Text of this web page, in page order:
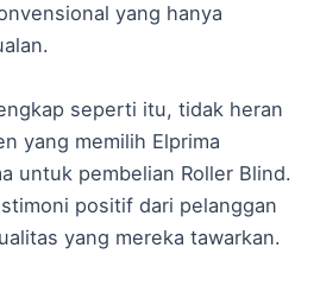
yang hanya
seperti itu, tidak heran
yang memilih Elprima
untuk pembelian Roller Blind.
positif dari pelanggan
yang mereka tawarkan.